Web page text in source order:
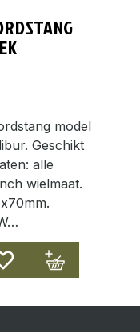
model
Geschikt
alle
wielmaat.